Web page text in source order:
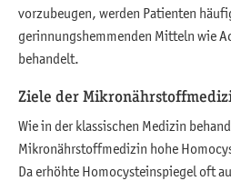
vorzubeugen, werden Patienten
gerinnungshemmenden Mitteln wie
behandelt.
Ziele der
Wie in der klassischen Medizin
Mikronährstoffmedizin hohe
Da erhöhte Homocysteinspiegel oft